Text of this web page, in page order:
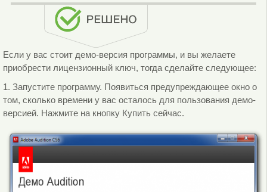
Если у вас стоит демо-версия программы, и вы желаете
приобрести лицензионный ключ, тогда сделайте следующее:
1. Запустите программу. Появиться предупреждающее окно о
том, сколько времени у вас осталось для пользования демо-
версией. Нажмите на кнопку Купить сейчас.